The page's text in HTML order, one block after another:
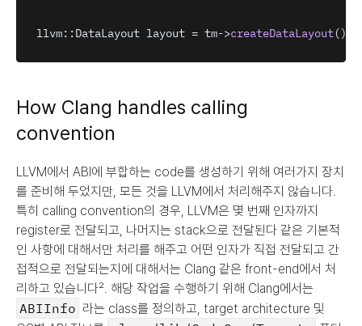
llvm: : DataLayout layout = tm->createDataLayout()
How Clang handles calling
convention
LLVM에서 ABI에 부합하는 code를 생성하기 위해 여러가지 장치
를 준비해 두었지만, 모든 것을 LLVM에서 처리해주지 않습니다.
특히 calling convention의 경우, LLVM은 몇 번째 인자까지
register로 전달되고, 나머지는 stack으로 전달된다 같은 기본적
인 사항에 대해서만 처리를 해주고 어떤 인자가 직접 전달되고 간
접적으로 전달되는지에 대해서는 Clang 같은 front-end에서 처
ABIInfo 라는 class를 정의하고, target architecture 및